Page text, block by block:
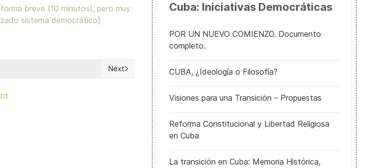
breve (10 minutos), pero muy
sistema democrático]
Next article: EL ESTADO: Concepto y Funciones
Next
Cuba: Iniciativas Democráticas
POR UN NUEVO COMIENZO. Documento
completo.
CUBA, ¿Ideología o Filosofía?
Visiones para una Transición – Propuestas
Reforma Constitucional y Libertad Religiosa
en Cuba
La transición en Cuba: Memoria Histórica,